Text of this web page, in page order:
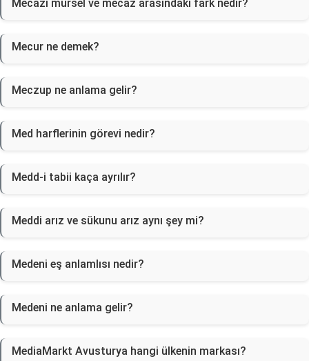
Mecazı mürsel ve mecaz arasındaki fark nedir?
Mecur ne demek?
Meczup ne anlama gelir?
Med harflerinin görevi nedir?
Medd-i tabii kaça ayrılır?
Meddi arız ve sükunu arız aynı şey mi?
Medeni eş anlamlısı nedir?
Medeni ne anlama gelir?
MediaMarkt Avusturya hangi ülkenin markası?